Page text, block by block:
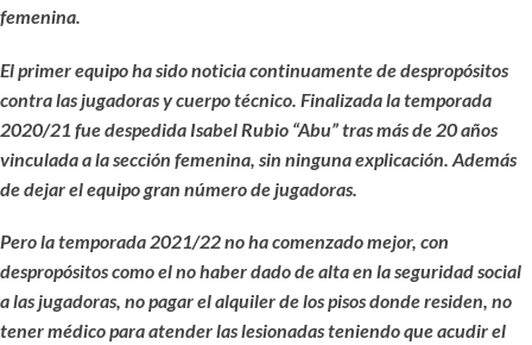
femenina.
El primer equipo ha sido noticia continuamente de despropósitos
contra las jugadoras y cuerpo técnico. Finalizada la temporada
2020/21 fue despedida Isabel Rubio “Abu” tras más de 20 años
vinculada a la sección femenina, sin ninguna explicación. Además
de dejar el equipo gran número de jugadoras.
Pero la temporada 2021/22 no ha comenzado mejor, con
despropósitos como el no haber dado de alta en la seguridad social
a las jugadoras, no pagar el alquiler de los pisos donde residen, no
tener médico para atender las lesionadas teniendo que acudir el